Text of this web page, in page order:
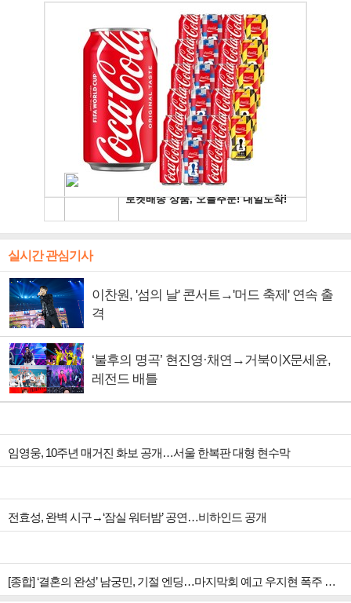
실시간 관심기사
이찬원, '섬의 날' 콘서트→'머드 축제' 연속 출
격
‘불후의 명곡’ 현진영·채연→거북이X문세윤,
레전드 배틀
임영웅, 10주년 매거진 화보 공개…서울 한복판 대형 현수막
전효성, 완벽 시구→‘잠실 워터밤’ 공연…비하인드 공개
[종합] ‘결혼의 완성’ 남궁민, 기절 엔딩…마지막회 예고 우지현 폭주 결말은?